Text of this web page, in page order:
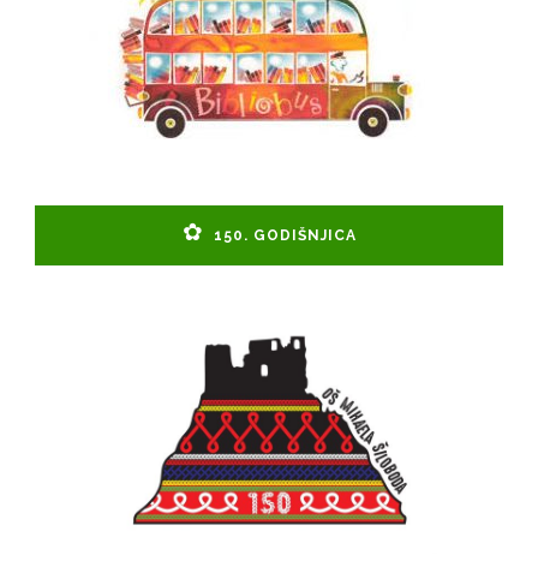
150. GODIŠNJICA